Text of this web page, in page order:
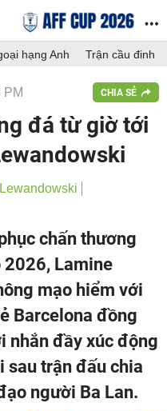
hạng Anh Trận cầu đinh
PM CHIA SẺ
đá từ giờ tới
chấn thương
2026, Lamine
mạo hiểm với
Barcelona đồng
nhắn đầy xúc động
sau trận đấu chia
người Ba Lan.